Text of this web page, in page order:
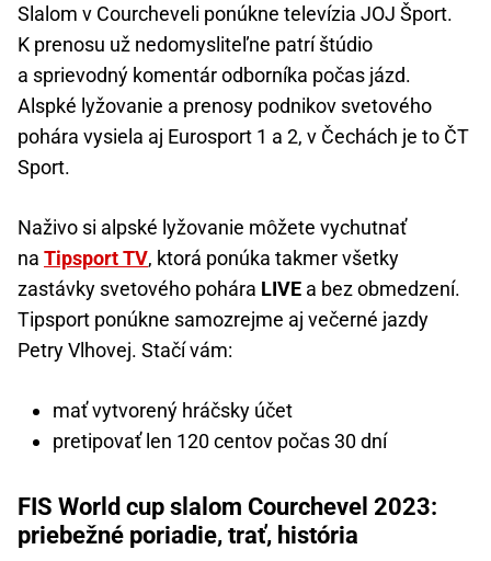
Slalom v Courcheveli ponúkne televízia JOJ Šport.
K prenosu už nedomysliteľne patrí štúdio
a sprievodný komentár odborníka počas jázd.
Alspké lyžovanie a prenosy podnikov svetového
pohára vysiela aj Eurosport 1 a 2, v Čechách je to ČT
Sport.
Naživo si alpské lyžovanie môžete vychutnať
na Tipsport TV, ktorá ponúka takmer všetky
zastávky svetového pohára LIVE a bez obmedzení.
Tipsport ponúkne samozrejme aj večerné jazdy
Petry Vlhovej. Stačí vám:
mať vytvorený hráčsky účet
pretipovať len 120 centov počas 30 dní
FIS World cup slalom Courchevel 2023:
priebežné poriadie, trať, história